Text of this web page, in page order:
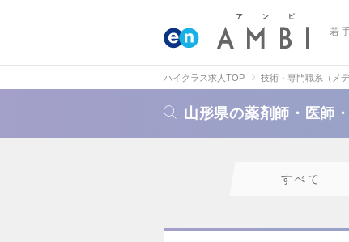
若
ハイクラス求人TOP 技術・専門職系（メデ
山形県の薬剤師・医師
すべて